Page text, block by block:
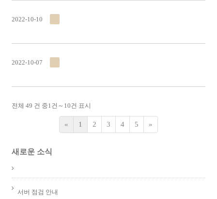
2022-10-10
2022-10-07
전체 49 건 중1건～ 10건 표시
« 1 2 3 4 5 »
새로운 소식
서버 점검 안내